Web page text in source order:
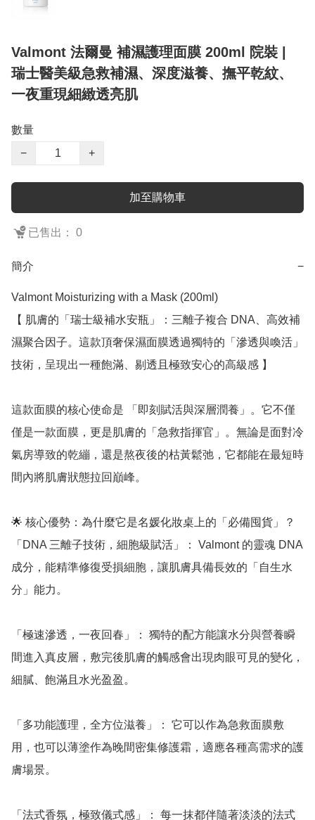
Valmont 法爾曼 補濕護理面膜 200ml 院裝 |
瑞士醫美級急救補濕、深度滋養、撫平乾紋、
一夜重現細緻透亮肌
數量
−
+
加至購物車
已售出： 0
簡介 −
Valmont Moisturizing with a Mask (200ml)
【 肌膚的「瑞士級補水安瓶」：三離子複合 DNA、高效補
濕聚合因子。這款頂奢保濕面膜透過獨特的「滲透與喚活」
技術，呈現出一種飽滿、剔透且極致安心的高級感 】
這款面膜的核心使命是 「即刻賦活與深層潤養」。它不僅
僅是一款面膜，更是肌膚的「急救指揮官」。無論是面對冷
氣房導致的乾繃，還是熬夜後的枯黃鬆弛，它都能在最短時
間內將肌膚狀態拉回巔峰。
🌟 核心優勢：為什麼它是名媛化妝桌上的「必備囤貨」？
「DNA 三離子技術，細胞級賦活」： Valmont 的靈魂 DNA
成分，能精準修復受損細胞，讓肌膚具備長效的「自生水
分」能力。
「極速滲透，一夜回春」： 獨特的配方能讓水分與營養瞬
間進入真皮層，敷完後肌膚的觸感會出現肉眼可見的變化，
細膩、飽滿且水光盈盈。
「多功能護理，全方位滋養」： 它可以作為急救面膜敷
用，也可以薄塗作為晚間密集修護霜，適應各種高需求的護
膚場景。
「法式香氛，極致儀式感」： 每一抹都伴隨著淡淡的法式